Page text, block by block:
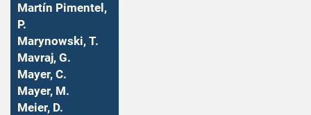
Martín Pimentel,
P.
Marynowski, T.
Mavraj, G.
Mayer, C.
Mayer, M.
Meier, D.